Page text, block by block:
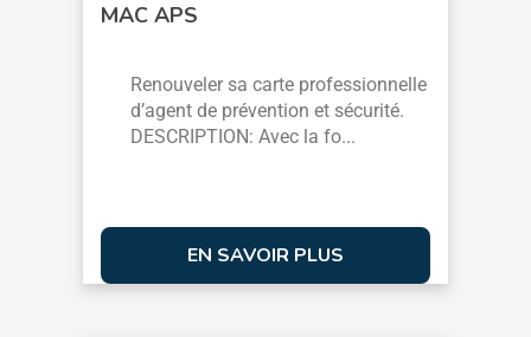
MAC APS
Renouveler sa carte professionnelle
d’agent de prévention et sécurité.
DESCRIPTION: Avec la fo...
EN SAVOIR PLUS